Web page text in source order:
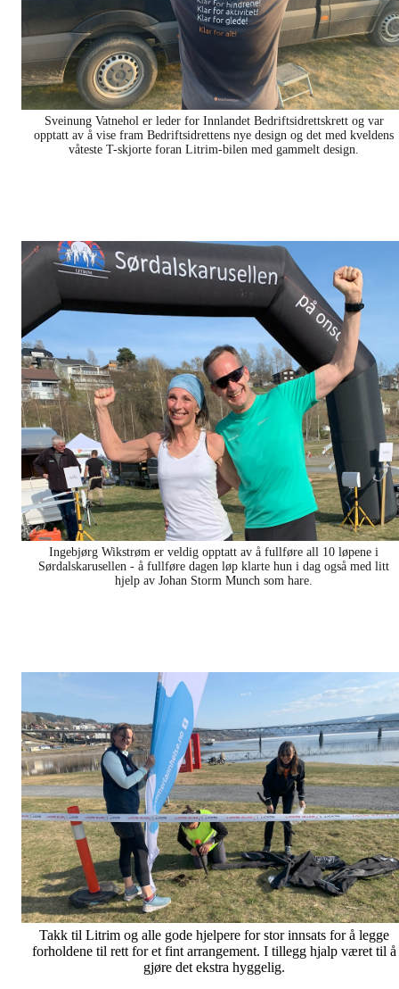
Sveinung Vatnehol er leder for Innlandet Bedriftsidrettskrett og var
opptatt av å vise fram Bedriftsidrettens nye design og det med kveldens
våteste T-skjorte foran Litrim-bilen med gammelt design.
Ingebjørg Wikstrøm er veldig opptatt av å fullføre all 10 løpene i
Sørdalskarusellen - å fullføre dagen løp klarte hun i dag også med litt
hjelp av Johan Storm Munch som hare.
Takk til Litrim og alle gode hjelpere for stor innsats for å legge
forholdene til rett for et fint arrangement. I tillegg hjalp været til å
gjøre det ekstra hyggelig.